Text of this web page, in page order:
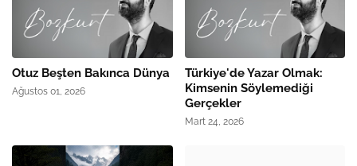
Otuz Beşten Bakınca Dünya
Ağustos 01, 2026
Türkiye'de Yazar Olmak:
Kimsenin Söylemediği
Gerçekler
Mart 24, 2026